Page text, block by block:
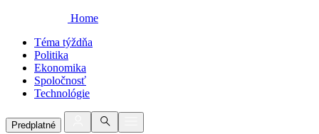
Home
Téma týždňa
Politika
Ekonomika
Spoločnosť
Technológie
Predplatné